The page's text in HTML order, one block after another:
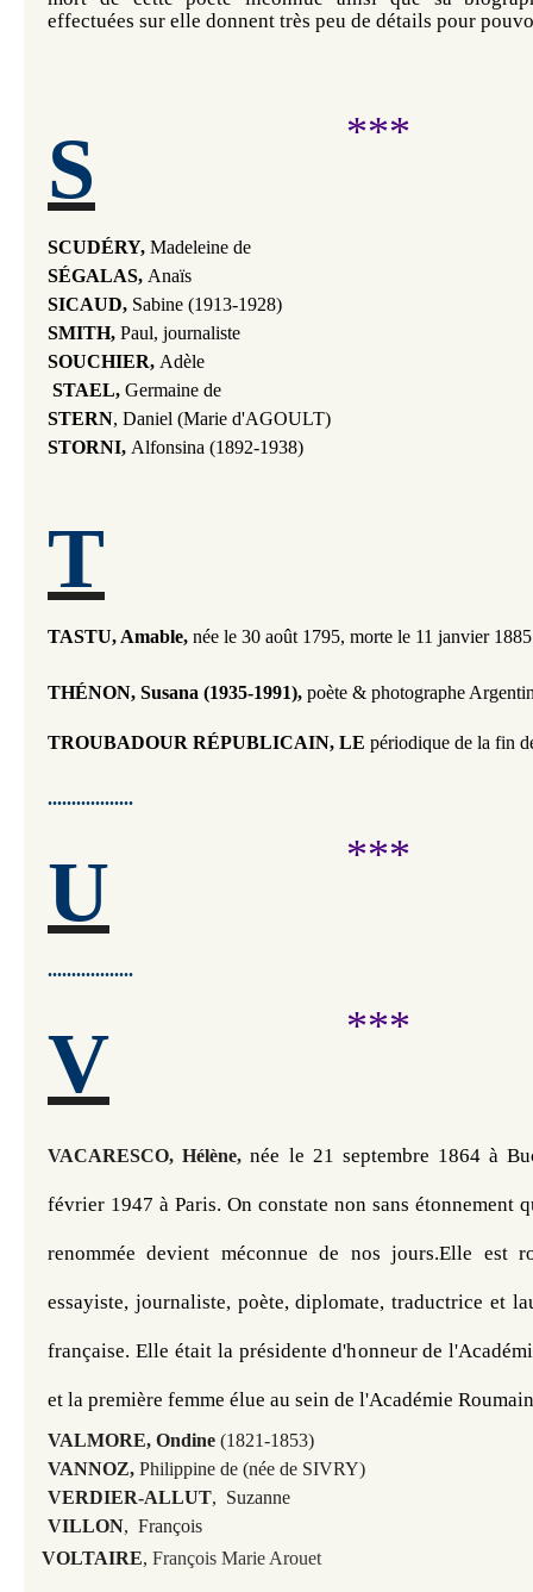
effectuées sur elle donnent très peu de détails pour
***
S
SCUDÉRY, Madeleine de
SÉGALAS, Anaïs
SICAUD, Sabine (1913-1928)
SMITH, Paul, journaliste
SOUCHIER, Adèle
STAEL, Germaine de
STERN, Daniel (Marie d'AGOULT)
STORNI, Alfonsina (1892-1938)
T
TASTU, Amable, née le 30 août 1795, morte le 11 janvier
​THÉNON, Susana (1935-1991), poète & photographe
TROUBADOUR RÉPUBLICAIN, LE périodique de la fin
..................
***
U
..................
***
V
VACARESCO, Hélène,née le 21 septembre 1864 à
février 1947 à Paris. On constate non sans étonnement
renommée devient méconnue de nos jours.Elle est
essayiste, journaliste, poète, diplomate, traductrice et
française. Elle était la présidente d'honneur de
et la première femme élue au sein de l'Académie
VALMORE, Ondine (1821-1853)
VANNOZ, Philippine de (née de SIVRY)
VERDIER-ALLUT, Suzanne
VILLON, François
VOLTAIRE, François Marie Arouet